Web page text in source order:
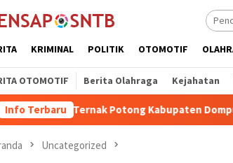
KRIMINAL POLITIK OTOMOTIF
OTOMOTIF Berita Olahraga Kejahatan
Info Terbaru
Potong Kabupaten Dompu Naik Wakil
Uncategorized